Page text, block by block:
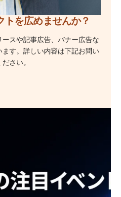
を広めませんか？
スや記事広告、バナー広告な
す。詳しい内容は下記お問い
さい。